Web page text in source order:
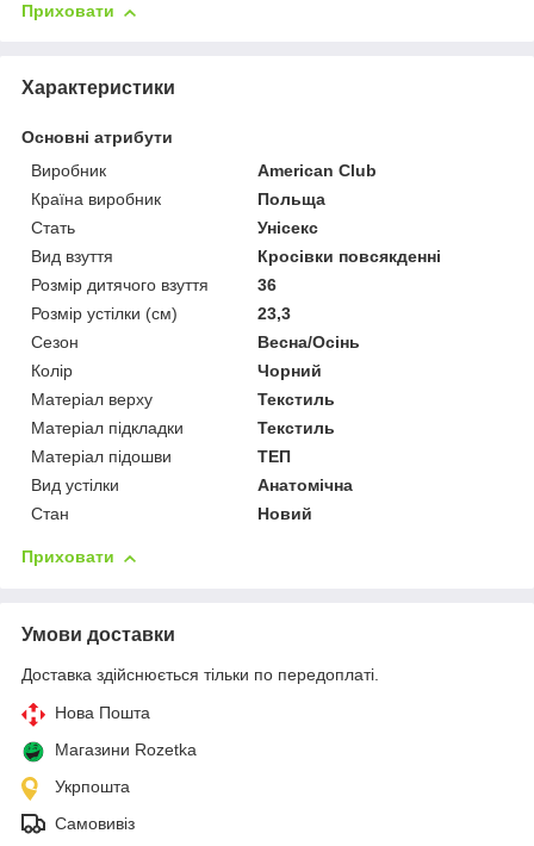
Приховати
Характеристики
Основні атрибути
Виробник
American Club
Країна виробник
Польща
Стать
Унісекс
Вид взуття
Кросівки повсякденні
Розмір дитячого взуття
36
Розмір устілки (см)
23,3
Сезон
Весна/Осінь
Колір
Чорний
Матеріал верху
Текстиль
Матеріал підкладки
Текстиль
Матеріал підошви
ТЕП
Вид устілки
Анатомічна
Стан
Новий
Приховати
Умови доставки
Доставка здійснюється тільки по передоплаті.
Нова Пошта
Магазини Rozetka
Укрпошта
Самовивіз